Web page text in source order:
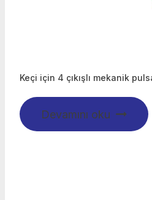
Keçi için 4 çıkışlı mekanik
Devamını oku